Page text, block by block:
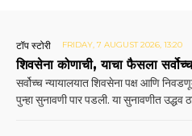
टॉप स्टोरी FRIDAY, 7 AUGUST 2026, 13:20
शिवसेना कोणाची, याचा फैसला
सर्वोच्च न्यायालयात शिवसेना पक्ष आणि
पुन्हा सुनावणी पार पडली. या सुनावणीत उद्धव